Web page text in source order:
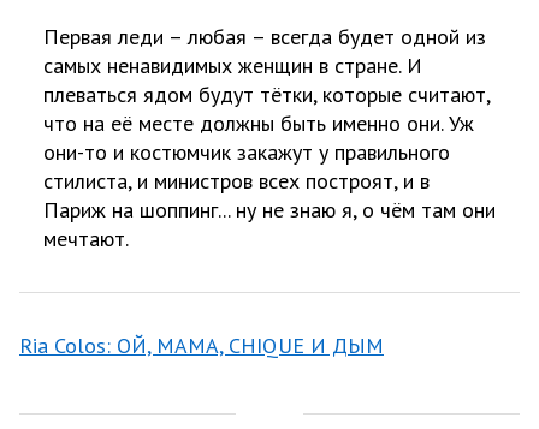
Первая леди – любая – всегда будет одной из
самых ненавидимых женщин в стране. И
плеваться ядом будут тётки, которые считают,
что на её месте должны быть именно они. Уж
они-то и костюмчик закажут у правильного
стилиста, и министров всех построят, и в
Париж на шоппинг... ну не знаю я, о чём там они
мечтают.
Ria Colos: ОЙ, МАМА, CHIQUE И ДЫМ